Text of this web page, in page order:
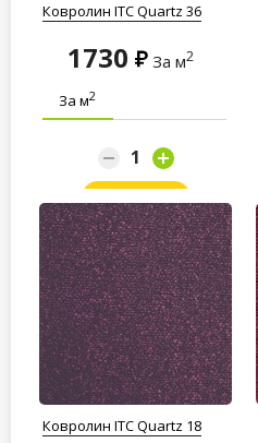
Ковролин ITC Quartz 36
1730 За м2
За м2
Ковролин ITC Quartz 18